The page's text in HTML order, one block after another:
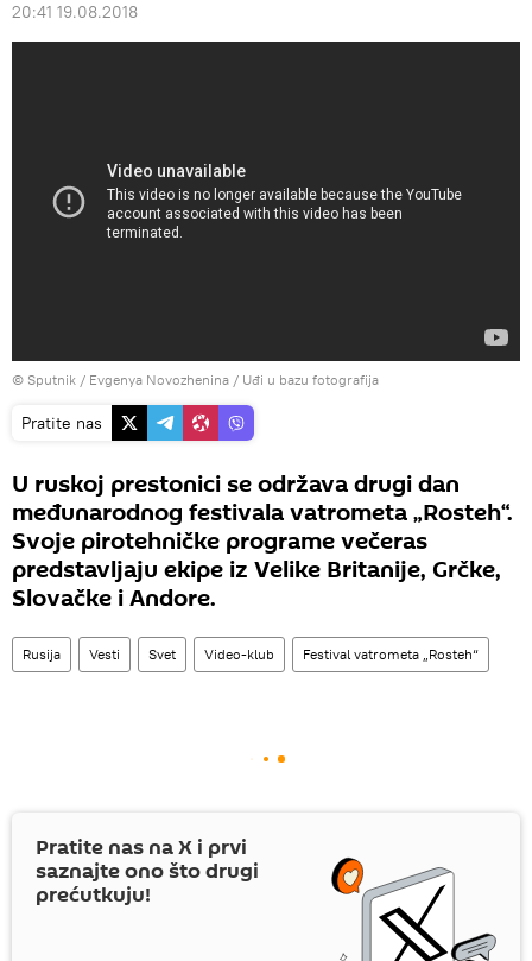
20:41 19.08.2018
© Sputnik / Evgenya Novozhenina / Uđi u bazu fotografija
Pratite nas
U ruskoj prestonici se održava drugi dan
međunarodnog festivala vatrometa „Rosteh“.
Svoje pirotehničke programe večeras
predstavljaju ekipe iz Velike Britanije, Grčke,
Slovačke i Andore.
Rusija Vesti Svet Video-klub Festival vatrometa „Rosteh“
Pratite nas naX i prvi
saznajte ono što drugi
prećutkuju!